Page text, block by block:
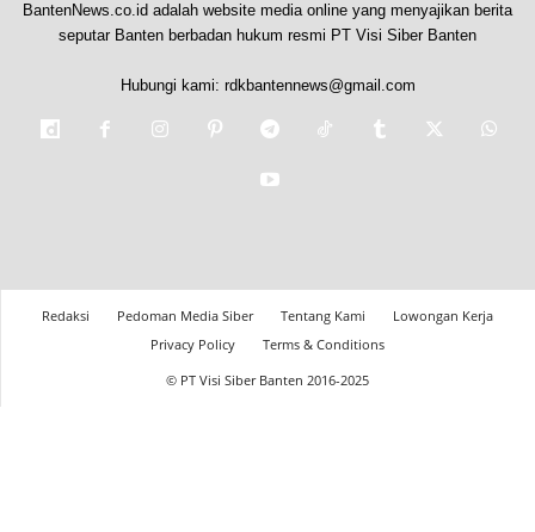
BantenNews.co.id adalah website media online yang menyajikan berita
seputar Banten berbadan hukum resmi PT Visi Siber Banten
Hubungi kami: rdkbantennews@gmail.com
Redaksi Pedoman Media Siber Tentang Kami
Lowongan Kerja
Privacy Policy
Terms & Conditions
© PT Visi Siber Banten 2016-2025